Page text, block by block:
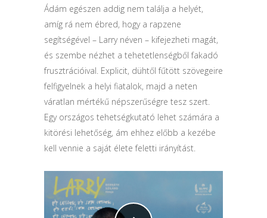
Ádám egészen addig nem találja a helyét,
amíg rá nem ébred, hogy a rapzene
segítségével – Larry néven – kifejezheti magát,
és szembe nézhet a tehetetlenségből fakadó
frusztrációival. Explicit, dühtől fűtött szövegeire
felfigyelnek a helyi fiatalok, majd a neten
váratlan mértékű népszerűségre tesz szert.
Egy országos tehetségkutató lehet számára a
kitörési lehetőség, ám ehhez előbb a kezébe
kell vennie a saját élete feletti irányítást.